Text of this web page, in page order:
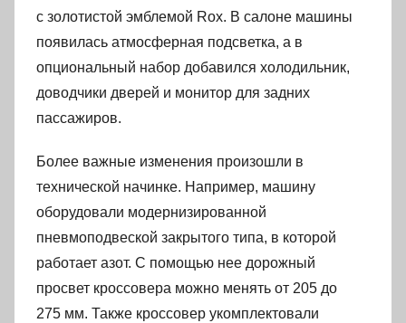
с золотистой эмблемой Rox. В салоне машины
появилась атмосферная подсветка, а в
опциональный набор добавился холодильник,
доводчики дверей и монитор для задних
пассажиров.
Более важные изменения произошли в
технической начинке. Например, машину
оборудовали модернизированной
пневмоподвеской закрытого типа, в которой
работает азот. С помощью нее дорожный
просвет кроссовера можно менять от 205 до
275 мм. Также кроссовер укомплектовали